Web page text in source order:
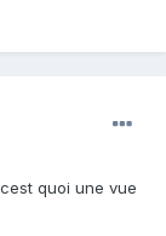
quoi une vue